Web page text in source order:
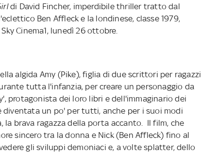
di David Fincher, imperdibile thriller tratto dal
Ben Affleck e la londinese, classe 1979,
Cinema1, lunedì 26 ottobre.
algida Amy (Pike), figlia di due scrittori per ragazzi
tutta l'infanzia, per creare un personaggio da
protagonista dei loro libri e dell'immaginario dei
diventata un po' per tutti, anche per i suoi modi
la brava ragazza della porta accanto. Il film, che
sincero tra la donna e Nick (Ben Affleck) fino al
gli sviluppi demoniaci e, a volte splatter, dello